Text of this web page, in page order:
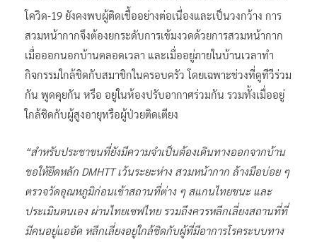
โควิด-19 ยังคงพบผู้ติดเชื้ออย่างต่อเนื่องและเป็นวงกว้าง การ
สวมหน้ากากจึงต้องยกระดับการเข้มงวดด้วยการสวมหน้ากาก
เมื่อออกนอกบ้านตลอดเวลา และเมื่ออยู่ภายในบ้านเวลาทำ
กิจกรรมใกล้ชิดกับสมาชิกในครอบครัว โดยเฉพาะช่วงที่ดูทีวีร่วม
กัน พูดคุยกัน หรือ อยู่ในห้องปรับอากาศร่วมกัน รวมทั้งเมื่ออยู่
ใกล้ชิดกับผู้สูงอายุหรือผู้ป่วยติดเตียง
“สำหรับประชาชนที่ยังมีความจำเป็นต้องเดินทางออกจากบ้าน
ขอให้ยึดหลัก DMHTT เว้นระยะห่าง สวมหน้ากาก ล้างมือบ่อย ๆ
ตรวจวัดอุณหภูมิก่อนเข้าสถานที่ต่าง ๆ สแกนไทยชนะ และ
ประเมินตนเอง ผ่านไทยเซฟไทย รวมถึงควรหลีกเลี่ยงสถานที่ที่
มีคนอยู่แออัด หลีกเลี่ยงอยู่ใกล้ชิดกับผู้ที่มีอาการโรคระบบทาง